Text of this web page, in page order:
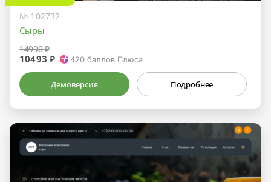
№ 102732
Сыры
14990 ₽
10493 ₽ 420 баллов Плюса
Демоверсия Подробнее